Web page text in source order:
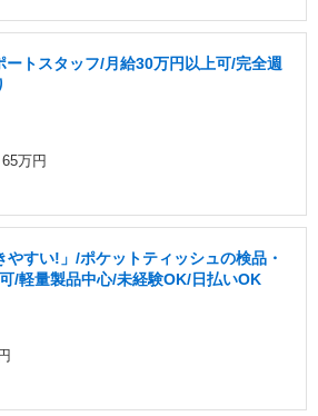
トスタッフ/月給30万円以上可/完全週
万円
やすい!」/ポケットティッシュの検品・
/軽量製品中心/未経験OK/日払いOK